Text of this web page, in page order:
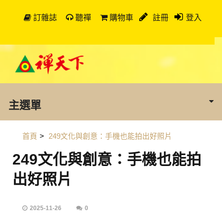
訂雜誌 聽禪 購物車 註冊 登入
主選單
首頁 > 249文化與創意：手機也能拍出好照片
249文化與創意：手機也能拍
出好照片
2025-11-26 0